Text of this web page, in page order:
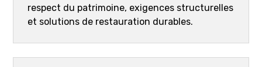
respect du patrimoine, exigences structurelles
et solutions de restauration durables.